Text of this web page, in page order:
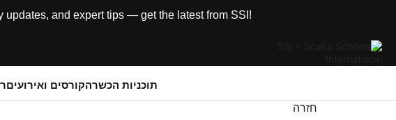
and expert tips — get the latest from SSI!
תוכניות הכשרהקורסים ואירועים
חזרה